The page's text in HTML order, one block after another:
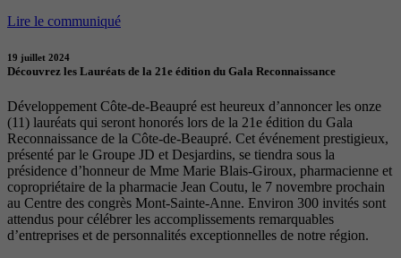
Lire le communiqué
19 juillet 2024
Découvrez les Lauréats de la 21e édition du Gala Reconnaissance
Développement Côte-de-Beaupré est heureux d’annoncer les onze
(11) lauréats qui seront honorés lors de la 21e édition du Gala
Reconnaissance de la Côte-de-Beaupré. Cet événement prestigieux,
présenté par le Groupe JD et Desjardins, se tiendra sous la
présidence d’honneur de Mme Marie Blais-Giroux, pharmacienne et
copropriétaire de la pharmacie Jean Coutu, le 7 novembre prochain
au Centre des congrès Mont-Sainte-Anne. Environ 300 invités sont
attendus pour célébrer les accomplissements remarquables
d’entreprises et de personnalités exceptionnelles de notre région.